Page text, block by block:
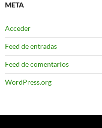
META
Acceder
Feed de entradas
Feed de comentarios
WordPress.org